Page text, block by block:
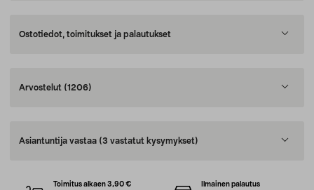
Ostotiedot, toimitukset ja palautukset
Arvostelut (1206)
Asiantuntija vastaa (3 vastatut kysymykset)
Toimitus alkaen 3,90 €
Ilmainen palautus